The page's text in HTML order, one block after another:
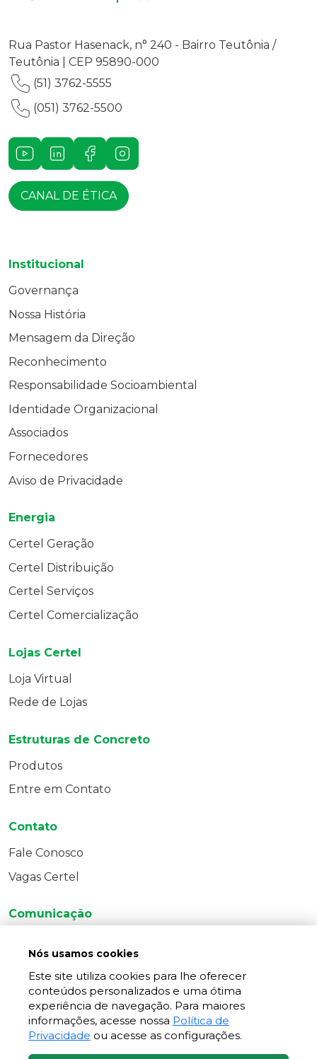
Rua Pastor Hasenack, n° 240 - Bairro Teutônia /
Teutônia | CEP 95890-000
(51) 3762-5555
(051) 3762-5500
YoutubeLinkedInFacebookInstagram
CANAL DE ÉTICA
Institucional
Governança
Nossa História
Mensagem da Direção
Reconhecimento
Responsabilidade Socioambiental
Identidade Organizacional
Associados
Fornecedores
Aviso de Privacidade
Energia
Certel Geração
Certel Distribuição
Certel Serviços
Certel Comercialização
Lojas Certel
Loja Virtual
Rede de Lojas
Estruturas de Concreto
Produtos
Entre em Contato
Contato
Fale Conosco
Vagas Certel
Comunicação
Contato Direto
Nós usamos cookies
Este site utiliza cookies para lhe oferecer
conteúdos personalizados e uma ótima
experiência de navegação. Para maiores
informações, acesse nossa Política de
Privacidade ou acesse as configurações.